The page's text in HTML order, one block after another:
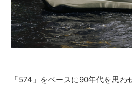
「574」をベースに90年代を思わ